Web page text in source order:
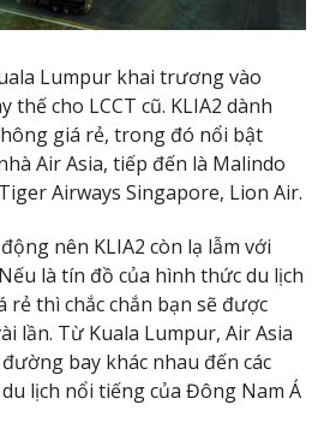
Lumpur khai trương vào
thế cho LCCT cũ. KLIA2 dành
giá rẻ, trong đó nổi bật
Air Asia, tiếp đến là Malindo
Airways Singapore, Lion Air.
nên KLIA2 còn lạ lẫm với
là tín đồ của hình thức du lịch
rẻ thì chắc chắn bạn sẽ được
lần. Từ Kuala Lumpur, Air Asia
bay khác nhau đến các
lịch nổi tiếng của Đông Nam Á